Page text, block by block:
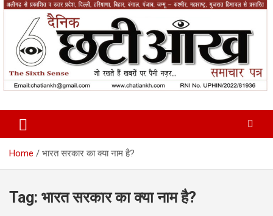
Skip
content
Chatiankh
Home भारत सरकार का क्या नाम है?
Tag: भारत सरकार का क्या नाम है?